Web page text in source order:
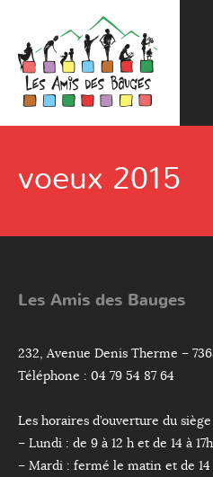
voeux 2015
Les Amis des Bauges
232, Avenue Denis Therme –
Téléphone : 04 79 54 87 64
Les horaires d’ouverture du siège
– Lundi : de 9 à 12 h et de 14 à
– Mardi : fermé le matin et de 14